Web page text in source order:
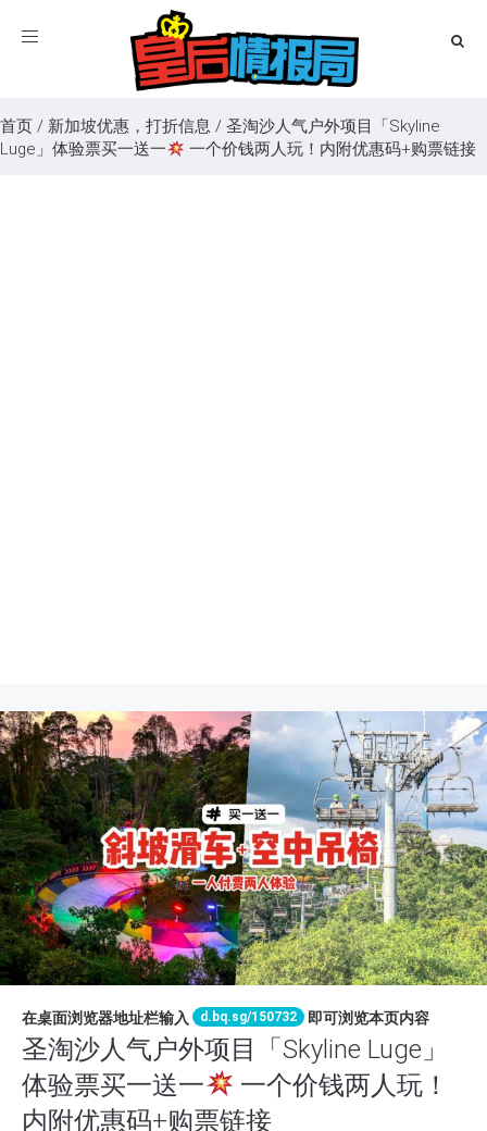
Toggle
首页 / 新加坡优惠，打折信息 / 圣淘沙人气户外项目「Skyline
Luge」体验票买一送一
一个价钱两人玩！内附优惠码+购票链接
在桌面浏览器地址栏输入 d.bq.sg/150732 即可浏览本页内容
圣淘沙人气户外项目「Skyline Luge」
体验票买一送一
一个价钱两人玩！
内附优惠码+购票链接